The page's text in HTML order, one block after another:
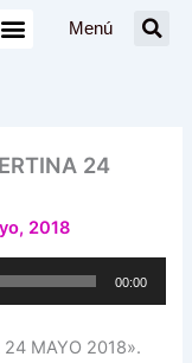
Menú
24
2018
00:00
24 MAYO 2018».